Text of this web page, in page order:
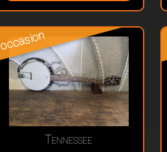
occasion
Tennessee